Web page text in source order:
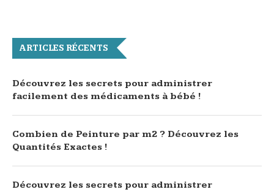
ARTICLES RÉCENTS
Découvrez les secrets pour administrer
facilement des médicaments à bébé !
Combien de Peinture par m2 ? Découvrez les
Quantités Exactes !
Découvrez les secrets pour administrer